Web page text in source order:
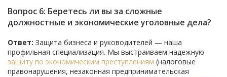
Вопрос 6: Беретесь ли вы за сложные
должностные и экономические уголовные дела?
Ответ: Защита бизнеса и руководителей — наша
профильная специализация. Мы выстраиваем надежную
защиту по экономическим преступлениям (налоговые
правонарушения, незаконная предпринимательская